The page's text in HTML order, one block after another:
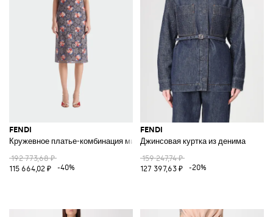
FENDI
Кружевное платье-комбинация миди с цветочным узором
192 773,68 ₽
115 664,02 ₽
-40%
FENDI
Джинсовая куртка из денима
159 247,74 ₽
127 397,63 ₽
-20%